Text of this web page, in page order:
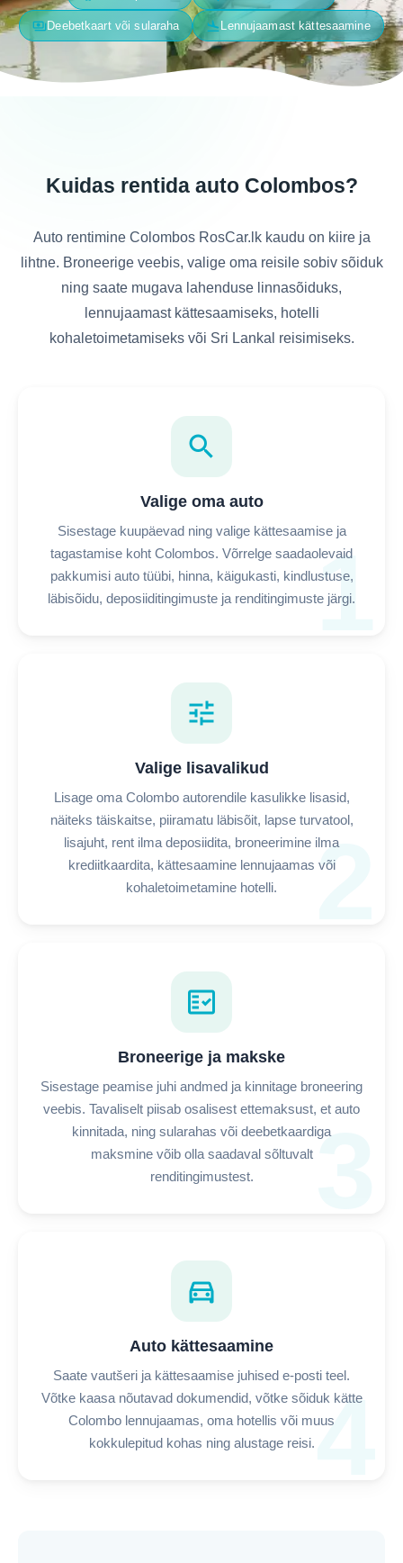
paymentsDeebetkaart või sularaha flight_land Lennujaamast kättesaamine
Kuidas rentida auto Colombos?
Auto rentimine Colombos RosCar.lk kaudu on kiire ja
lihtne. Broneerige veebis, valige oma reisile sobiv sõiduk
ning saate mugava lahenduse linnasõiduks,
lennujaamast kättesaamiseks, hotelli
kohaletoimetamiseks või Sri Lankal reisimiseks.
1
search
Valige oma auto
Sisestage kuupäevad ning valige kättesaamise ja
tagastamise koht Colombos. Võrrelge saadaolevaid
pakkumisi auto tüübi, hinna, käigukasti, kindlustuse,
läbisõidu, deposiiditingimuste ja renditingimuste järgi.
2
tune
Valige lisavalikud
Lisage oma Colombo autorendile kasulikke lisasid,
näiteks täiskaitse, piiramatu läbisõit, lapse turvatool,
lisajuht, rent ilma deposiidita, broneerimine ilma
krediitkaardita, kättesaamine lennujaamas või
kohaletoimetamine hotelli.
3
fact_check
Broneerige ja makske
Sisestage peamise juhi andmed ja kinnitage broneering
veebis. Tavaliselt piisab osalisest ettemaksust, et auto
kinnitada, ning sularahas või deebetkaardiga
maksmine võib olla saadaval sõltuvalt
renditingimustest.
4
directions_car
Auto kättesaamine
Saate vautšeri ja kättesaamise juhised e-posti teel.
Võtke kaasa nõutavad dokumendid, võtke sõiduk kätte
Colombo lennujaamas, oma hotellis või muus
kokkulepitud kohas ning alustage reisi.